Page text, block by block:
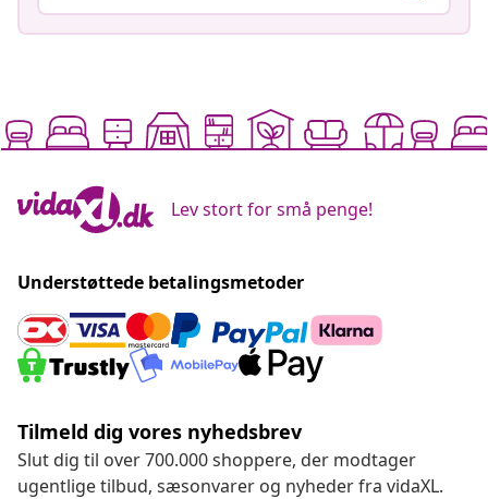
Lev stort for små penge!
Understøttede betalingsmetoder
Tilmeld dig vores nyhedsbrev
Slut dig til over 700.000 shoppere, der modtager
ugentlige tilbud, sæsonvarer og nyheder fra vidaXL.